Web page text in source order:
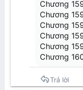
Chương
Chương
Chương
Chương
Chương
Chương
Trả lời